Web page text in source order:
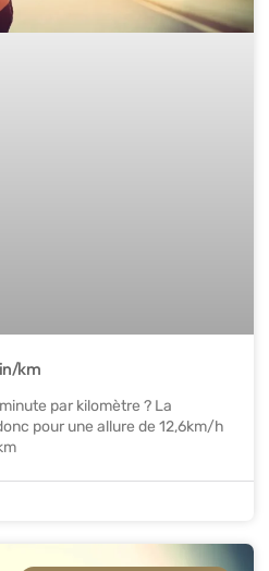
km
par kilomètre ? La
pour une allure de 12,6km/h